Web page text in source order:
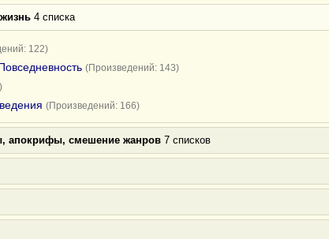
4 списка
122)
(Произведений: 143)
(Произведений: 166)
апокрифы, смешение жанров 7 списков